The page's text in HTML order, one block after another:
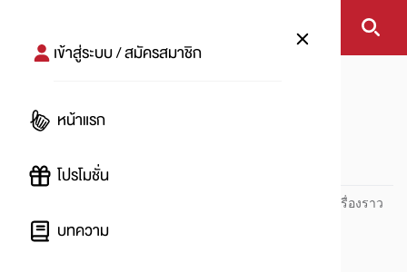
เข้าสู่ระบบ / สมัครสมาชิก
หน้าแรก
โปรโมชั่น
บทความ
#
ปันโปร PUNPRO ที่ 1 ด้านโปรโมชัน อัปเดตและติดตามทุกเรื่องราว
โปรโมชัน